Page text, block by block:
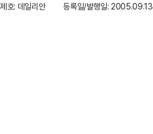
제호: 데일리안
등록일/발행일: 2005.09.13